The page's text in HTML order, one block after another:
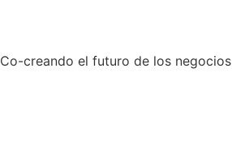
Co-creando el futuro de los negocios